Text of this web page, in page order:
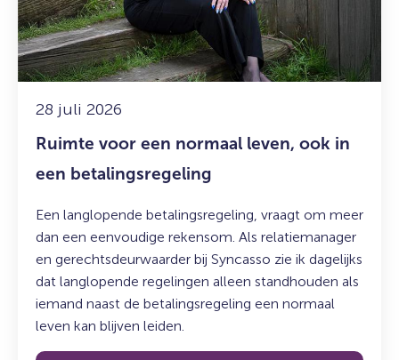
28 juli 2026
Ruimte voor een normaal leven, ook in
een betalingsregeling
Een langlopende betalingsregeling, vraagt om meer
dan een eenvoudige rekensom. Als relatiemanager
en gerechtsdeurwaarder bij Syncasso zie ik dagelijks
dat langlopende regelingen alleen standhouden als
iemand naast de betalingsregeling een normaal
leven kan blijven leiden.
leven,
ook
in
een
betalingsregeling